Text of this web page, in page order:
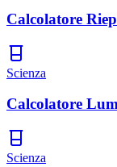
Calcolatore
Scienza
Calcolatore
Scienza